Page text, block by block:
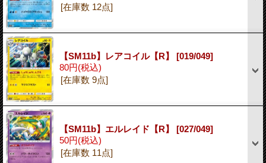
[在庫数 12点]
【SM11b】レアコイル【R】 [019/049]
80円(税込)
[在庫数 9点]
【SM11b】エルレイド【R】 [027/049]
50円(税込)
[在庫数 11点]